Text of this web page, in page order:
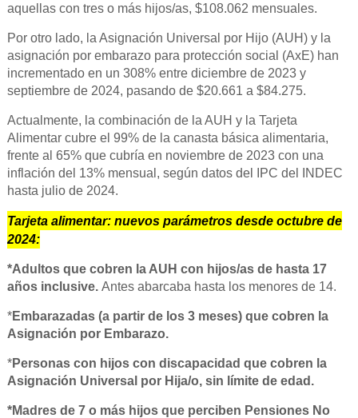
aquellas con tres o más hijos/as, $108.062 mensuales.
Por otro lado, la Asignación Universal por Hijo (AUH) y la
asignación por embarazo para protección social (AxE) han
incrementado en un 308% entre diciembre de 2023 y
septiembre de 2024, pasando de $20.661 a $84.275.
Actualmente, la combinación de la AUH y la Tarjeta
Alimentar cubre el 99% de la canasta básica alimentaria,
frente al 65% que cubría en noviembre de 2023 con una
inflación del 13% mensual, según datos del IPC del INDEC
hasta julio de 2024.
Tarjeta alimentar: nuevos parámetros desde octubre de
2024:
*Adultos que cobren la AUH con hijos/as de hasta 17
años inclusive.Antes abarcaba hasta los menores de 14.
*Embarazadas (a partir de los 3 meses) que cobren la
Asignación por Embarazo.
*Personas con hijos con discapacidad que cobren la
Asignación Universal por Hija/o, sin límite de edad.
*Madres de 7 o más hijos que perciben Pensiones No